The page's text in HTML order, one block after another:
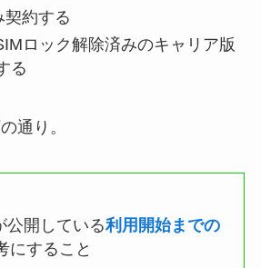
契約する
ロック解除済みのキャリア版
る
通り。
公開している利用開始までの
にすること